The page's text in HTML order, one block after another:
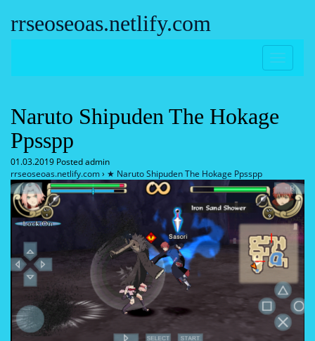
rrseoseoas.netlify.com
Naruto Shipuden The Hokage
Ppsspp
01.03.2019 Posted admin
rrseoseoas.netlify.com› ★ Naruto Shipuden The Hokage Ppsspp